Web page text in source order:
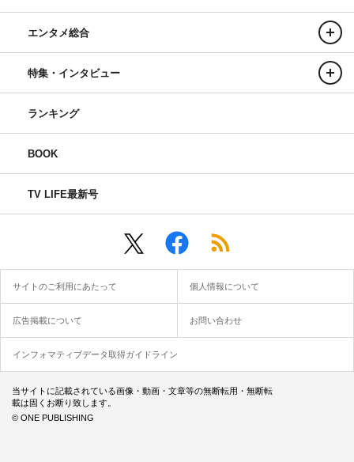
エンタメ総合
特集・インタビュー
ランキング
BOOK
TV LIFE最新号
サイトのご利用にあたって 個人情報について
広告掲載について お問い合わせ
インフォマティブデータ取得ガイドライン
当サイトに記載されている画像・動画・文章等の無断転用・無断転
載は固くお断り致します。
© ONE PUBLISHING